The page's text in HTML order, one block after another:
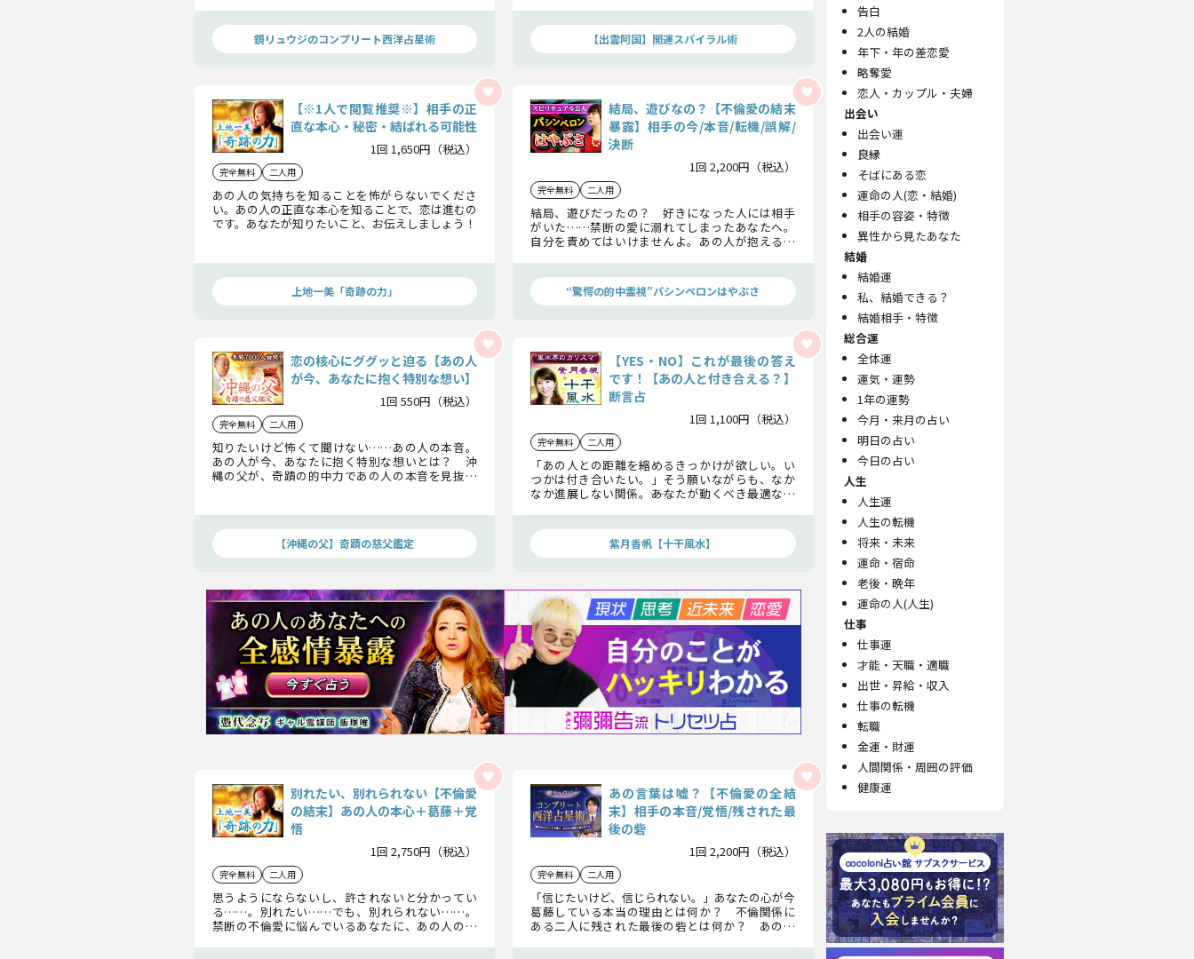
鏡リュウジのコンプリート西洋占星術
まで具体的に見ていきます。
【出雲阿国】開運スパイラル術
【※1人で閲覧推奨※】相手の正
直な本心・秘密・結ばれる可能性
1回 1,650円（税込）
完全無料 二人用
あの人の気持ちを知ることを怖がらないでくださ
い。あの人の正直な本心を知ることで、恋は進むの
です。あなたが知りたいこと、お伝えしましょう！
上地一美「奇跡の力」
結局、遊びなの？【不倫愛の結末
暴露】相手の今/本音/転機/誤解/
決断
1回 2,200円（税込）
完全無料 二人用
結局、遊びだったの？ 好きになった人には相手
がいた……禁断の愛に溺れてしまったあなたへ。
自分を責めてはいけませんよ。あの人が抱える問
ます。
“驚愕の的中霊視”パシンペロンはやぶさ
恋の核心にググッと迫る【あの人
が今、あなたに抱く特別な想い】
1回 550円（税込）
完全無料 二人用
知りたいけど怖くて聞けない……あの人の本音。
あの人が今、あなたに抱く特別な想いとは？ 沖
縄の父が、奇蹟の的中力であの人の本音を見抜き
【沖縄の父】奇蹟の慈父鑑定
【YES・NO】これが最後の答え
です！【あの人と付き合える？】
断言占
1回 1,100円（税込）
完全無料 二人用
「あの人との距離を縮めるきっかけが欲しい。い
つかは付き合いたい。」そう願いながらも、なか
なか進展しない関係。――あなたが動くべき最適なタ
いたします。
紫月香帆【十干風水】
別れたい、別れられない【不倫愛
の結末】あの人の本心＋葛藤＋覚
悟
1回 2,750円（税込）
完全無料 二人用
思うようにならないし、許されないと分かってい
る……。別れたい……でも、別れられない……。
禁断の不倫愛に悩んでいるあなたに、あの人の本
あの言葉は嘘？【不倫愛の全結
末】相手の本音/覚悟/残された最
後の砦
1回 2,200円（税込）
完全無料 二人用
「信じたいけど、信じられない。」あなたの心が今
葛藤している本当の理由とは何か？ 不倫関係に
ある二人に残された最後の砦とは何か？ あの人
告白
2人の結婚
年下・年の差恋愛
略奪愛
恋人・カップル・夫婦
出会い
出会い運
良縁
そばにある恋
運命の人(恋・結婚)
相手の容姿・特徴
異性から見たあなた
結婚
結婚運
私、結婚できる？
結婚相手・特徴
総合運
全体運
運気・運勢
1年の運勢
今月・来月の占い
明日の占い
今日の占い
人生
人生運
人生の転機
将来・未来
運命・宿命
老後・晩年
運命の人(人生)
仕事
仕事運
才能・天職・適職
出世・昇給・収入
仕事の転機
転職
金運・財運
人間関係・周囲の評価
健康運